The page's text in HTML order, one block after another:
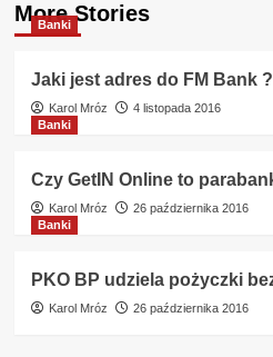
More Stories
Banki
Jaki jest adres do FM Bank ?
Karol Mróz
4 listopada 2016
Banki
Czy GetIN Online to
Karol Mróz
26 października 2016
Banki
PKO BP udziela pożyczki
Karol Mróz 26 października 2016